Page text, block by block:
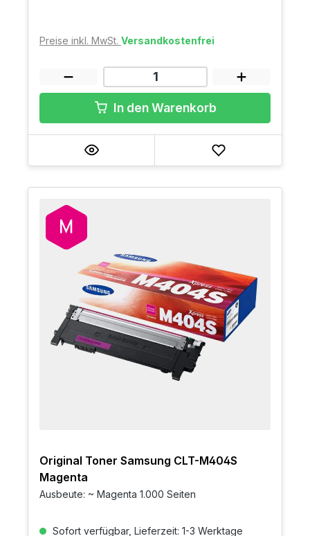
Preise inkl. MwSt. Versandkostenfrei
In den Warenkorb
Original Toner Samsung CLT-M404S
Magenta
Ausbeute: ~ Magenta 1.000 Seiten
Sofort verfügbar, Lieferzeit: 1-3 Werktage